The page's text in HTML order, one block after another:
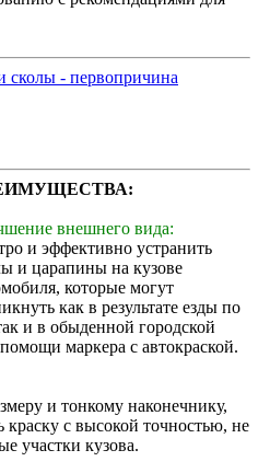
сколы - первопричина
внешнего вида:
и эффективно устранить
и царапины на кузове
которые могут
как в результате езды по
и в обыденной городской
маркера с автокраской.
и тонкому наконечнику,
краску с высокой точностью, не
участки кузова.